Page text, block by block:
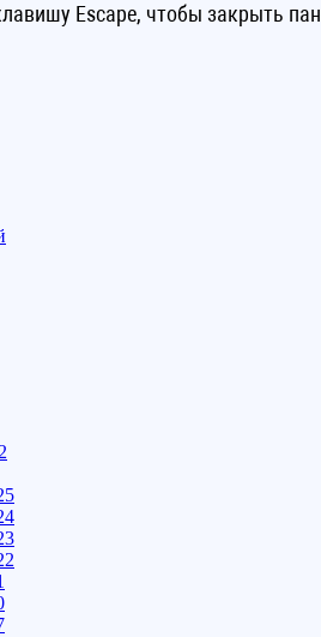
Escape, чтобы закрыть